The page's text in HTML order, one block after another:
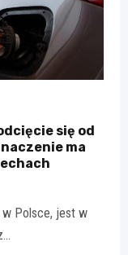
się od
ma
w Polsce, jest w